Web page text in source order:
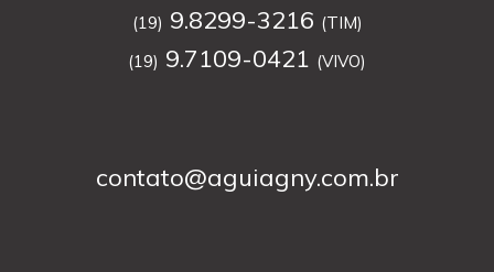
(19) 9.8299-3216 (TIM)
(19) 9.7109-0421 (VIVO)
contato@aguiagny.com.br